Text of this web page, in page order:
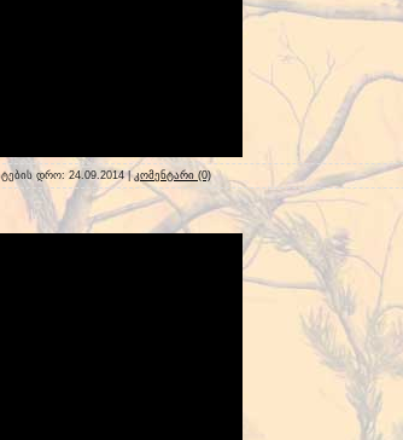
დრო: 24.09.2014|კომენტარი (0)